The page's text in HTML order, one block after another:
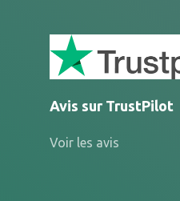
Avis sur TrustPilot
Voir les avis